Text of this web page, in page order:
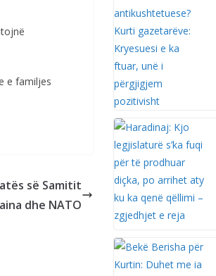
e familjes
së Samitit
dhe NATO